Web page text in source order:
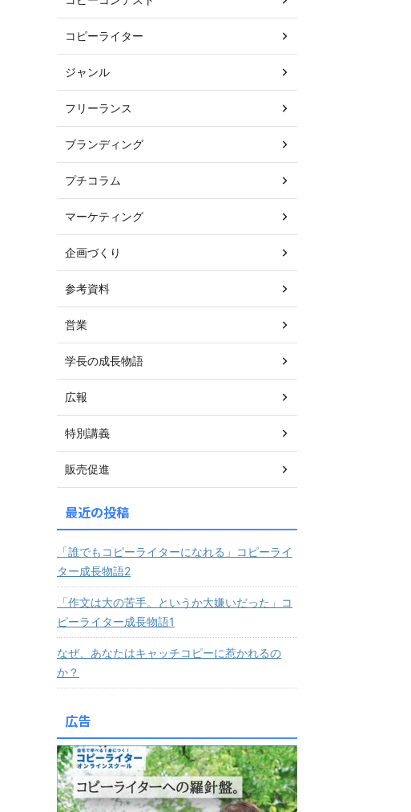
コピーライター
ジャンル
フリーランス
ブランディング
プチコラム
マーケティング
企画づくり
参考資料
営業
学長の成長物語
広報
特別講義
販売促進
最近の投稿
「誰でもコピーライターになれる」コピーライ
ター成長物語2
「作文は大の苦手。というか大嫌いだった」コ
ピーライター成長物語1
なぜ、あなたはキャッチコピーに惹かれるの
か？
広告